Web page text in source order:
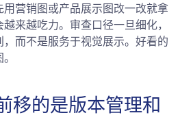
营销图或产品展示图改一改就拿
来越吃力。审查口径一旦细化，
而不是服务于视觉展示。好看的
移的是版本管理和